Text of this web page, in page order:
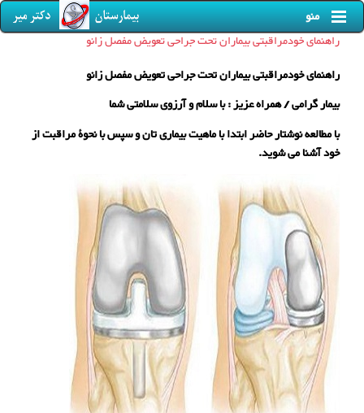
منو
راهنمای خودمراقبتی بیماران تحت جراحی تعویض مفصل زانو
راهنمای خودمراقبتی بیماران تحت جراحیتعویض مفصل زانو
بيمار گرامی / همراه عزيز : با سلام و آرزوی سلامتی شما
با مطالعه نوشتار حاضر ابتدا با ماهيت بيماری تان و سپس با نحوۀ مراقبت از
خود آشنا می شويد.